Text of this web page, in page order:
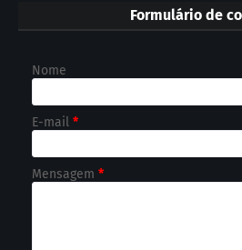
Formulário de
Nome
E-mail *
Mensagem *